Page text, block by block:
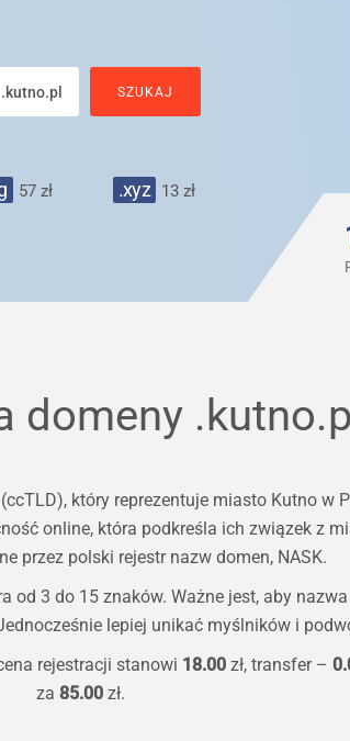
.kutno.pl
57 zł .xyz 13 zł
domeny .kutno.pl
który reprezentuje miasto Kutno w
online, która podkreśla ich związek z
przez polski rejestr nazw domen, NASK.
3 do 15 znaków. Ważne jest, aby nazwa
lepiej unikać myślników i
rejestracji stanowi 18.00 zł, transfer –
za 85.00zł.